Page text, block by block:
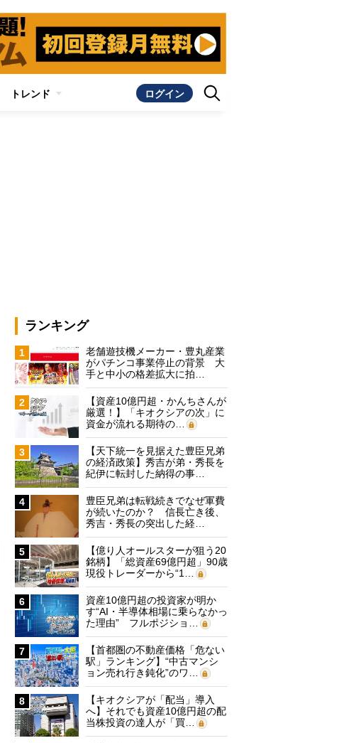
トレンド ログイン
ランキング
1
老舗遊技機メーカー・豊丸産業
がパチンコ事業停止の背景 大
手と中小の格差拡大に拍…
2
【資産10億円超・かんちさんが
厳選！】「キオクシアの次」に
資金が流れる期待の…
3
【天下統一を見据えた豊臣兄弟
の経済政策】秀吉が弟・秀長を
紀伊に転封した納得の事…
4
豊臣兄弟は転戦続きでなぜ軍費
が続いたのか？ 信長亡き後、
秀吉・秀長の突出した経…
5
【億り人オールスターが狙う20
銘柄】「総資産69億円超」90歳
現役トレーダーから“1…
6
資産10億円超の投資家が明か
す“AI・半導体相場に乗らなかっ
た理由” フルポジショ…
7
【首都圏の不動産価格「危ない
駅」ランキング】“中古マンシ
ョン売れ行き鈍化”のワ…
8
【キオクシアが「配当」導入
へ】それでも資産10億円超の配
当株投資の達人が「買…